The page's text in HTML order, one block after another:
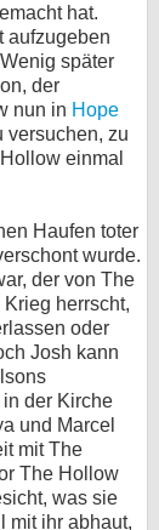
hat.
aufzugeben
später
der
nun in Hope
versuchen, zu
einmal
Haufen toter
wurde.
der von The
herrscht,
oder
Josh kann
der Kirche
und Marcel
mit The
The Hollow
was sie
mit ihr abhaut,